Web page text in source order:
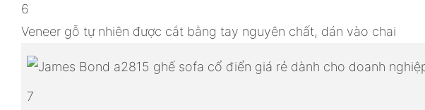
6
Veneer gỗ tự nhiên được cắt bằng tay nguyên chất, dán vào chai
7